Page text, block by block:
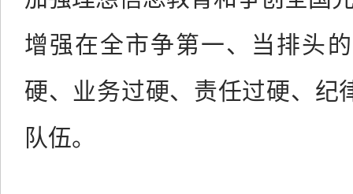
增强在全市争第一、当排头
硬、业务过硬、责任过硬、纪
队伍。